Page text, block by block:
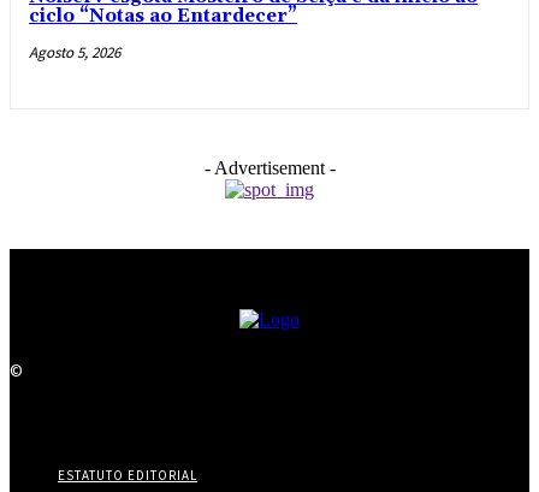
ciclo “Notas ao Entardecer”
Agosto 5, 2026
- Advertisement -
©
ESTATUTO EDITORIAL